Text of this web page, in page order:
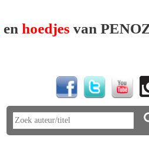
en hoedjes van